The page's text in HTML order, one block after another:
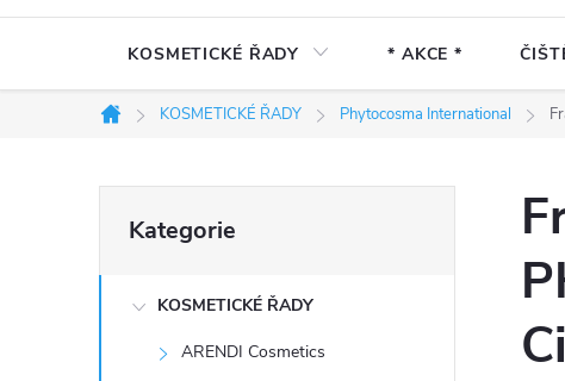
KOSMETICKÉ ŘADY * AKCE *
Domů
KOSMETICKÉ ŘADY Phytocosma International
o
kategorie
Kategorie
KOSMETICKÉ ŘADY
ARENDI Cosmetics